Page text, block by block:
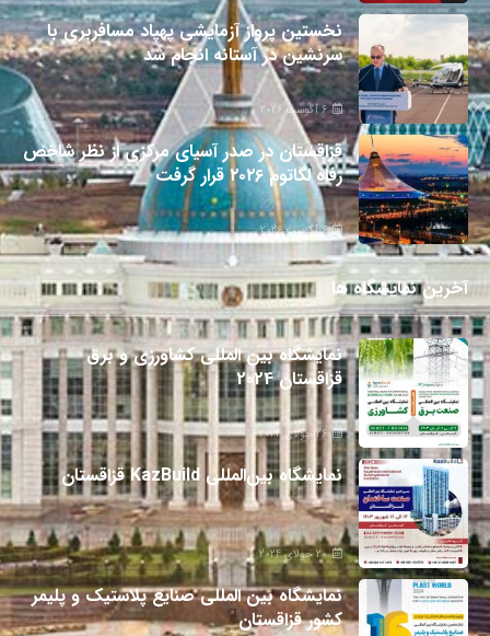
نخستین پرواز آزمایشی پهپاد مسافربری با
سرنشین در آستانه انجام شد
6 آگوست 2026
قزاقستان در صدر آسیای مرکزی از نظر شاخص
رفاه لگاتوم ۲۰۲۶ قرار گرفت
6 آگوست 2026
آخرین نمایشگاه ها
نمایشگاه بین المللی کشاورزی و برق
قزاقستان 2024
26 جولای 2024
نمایشگاه بین‌المللی KazBuild قزاقستان
20 جولای 2024
نمایشگاه بین المللی صنایع پلاستیک و پلیمر
کشور قزاقستان